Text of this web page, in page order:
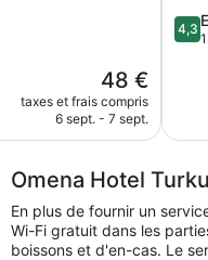
Le
nouveau
prix
48 €
48 €
taxes et frais compris
6 sept. - 7 sept.
4.3
sur
4,3
Omena Hotel
En plus de fournir un
Wi-Fi gratuit dans les
boissons et d'en-cas. Le